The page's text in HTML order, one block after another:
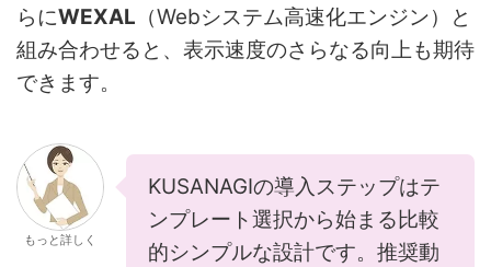
らにWEXAL （Webシステム高速化エンジン）と
組み合わせると、表示速度のさらなる向上も期待
できます。
もっと詳しく
KUSANAGIの導入ステップはテ
ンプレート選択から始まる比較
的シンプルな設計です。推奨動